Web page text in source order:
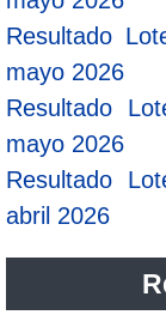
Resultado
mayo 2026
Resultado
mayo 2026
Resultado
abril 2026